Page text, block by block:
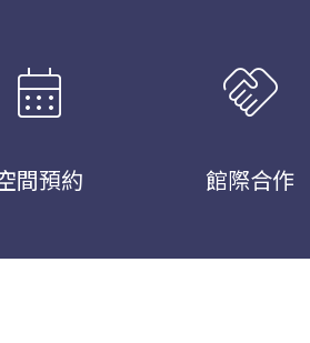
calendar_month
間預約
handshake
館際合作